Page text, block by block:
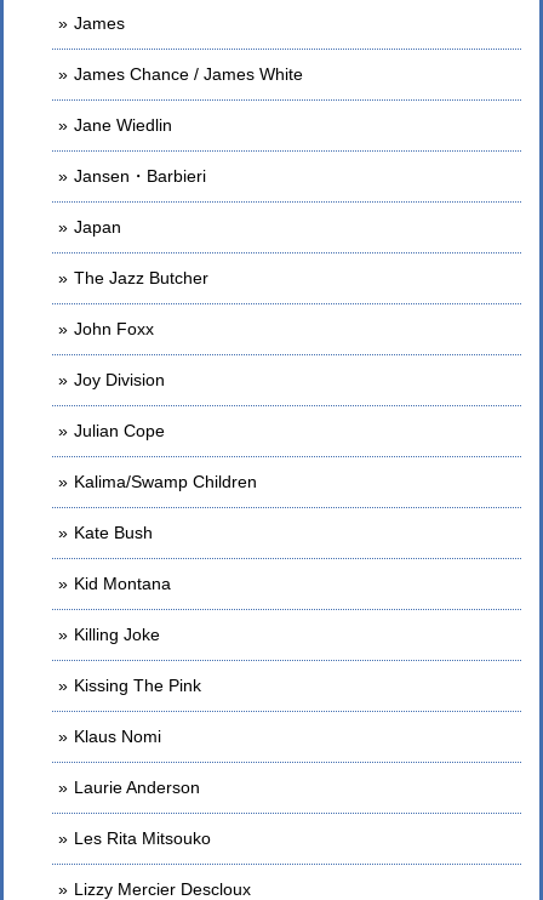
James
James Chance / James White
Jane Wiedlin
Jansen・Barbieri
Japan
The Jazz Butcher
John Foxx
Joy Division
Julian Cope
Kalima/Swamp Children
Kate Bush
Kid Montana
Killing Joke
Kissing The Pink
Klaus Nomi
Laurie Anderson
Les Rita Mitsouko
Lizzy Mercier Descloux